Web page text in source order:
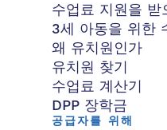
수업료 지원을 받
3세 아동을 위한
왜 유치원인가
유치원 찾기
수업료 계산기
DPP 장학금
공급자를 위해